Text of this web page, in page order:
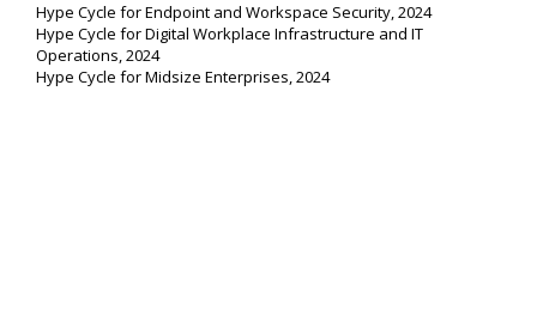
Hype Cycle for Endpoint and Workspace Security, 2024
Hype Cycle for Digital Workplace Infrastructure and IT
Operations, 2024
Hype Cycle for Midsize Enterprises, 2024